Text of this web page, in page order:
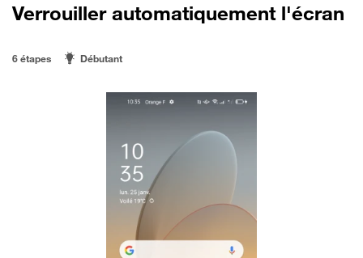
Verrouiller automatiquement l'écran
6 étapes Débutant